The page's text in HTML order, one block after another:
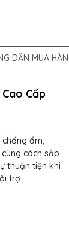
DẪN MUA
Cấp
ẩm,
cách sắp
thuận tiện khi
trợ.